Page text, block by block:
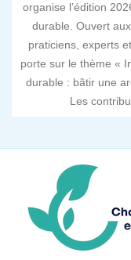
organise l’édition
durable. Ouvert
praticiens, experts
porte sur le thème «
durable : bâtir une
Les